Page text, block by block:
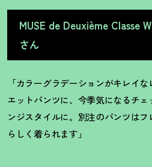
MUSE de Deuxième Classe
さん
「カラーグラデーションがキレイ
エットパンツに、今季気になるチ
ンジスタイルに。別注のパンツは
らしく着られます」